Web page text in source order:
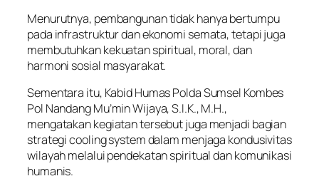
Menurutnya, pembangunan tidak hanya bertumpu
pada infrastruktur dan ekonomi semata, tetapi juga
membutuhkan kekuatan spiritual, moral, dan
harmoni sosial masyarakat.
Sementara itu, Kabid Humas Polda Sumsel Kombes
Pol Nandang Mu’min Wijaya, S.I.K., M.H.,
mengatakan kegiatan tersebut juga menjadi bagian
strategi cooling system dalam menjaga kondusivitas
wilayah melalui pendekatan spiritual dan komunikasi
humanis.